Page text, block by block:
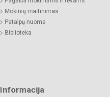
Mokinių maitinimas
Patalpų nuoma
Biblioteka
Informacija